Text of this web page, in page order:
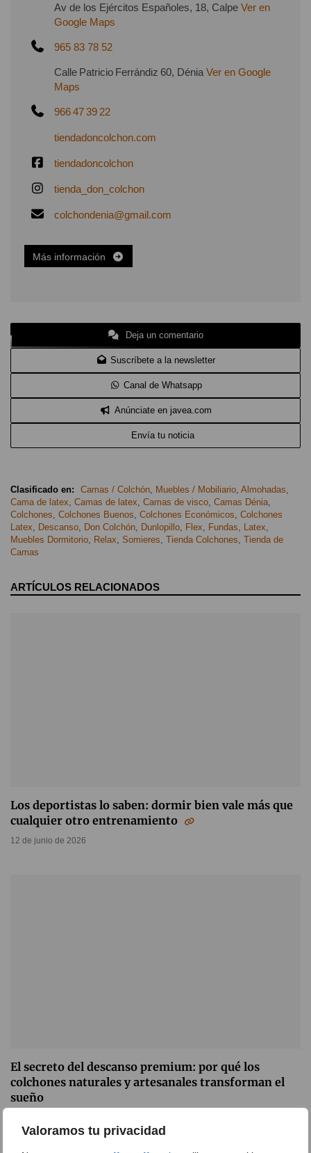
Valoramos tu privacidad
Av de los Ejércitos Españoles, 18, Calpe Ver en
Google Maps
965 83 78 52
Calle Patricio Ferrándiz 60, Dénia Ver en Google
Maps
966 47 39 22
tiendadoncolchon.com
tiendadoncolchon
tienda_don_colchon
colchondenia@gmail.com
Más información
Deja un comentario
Suscríbete a la newsletter
Canal de Whatsapp
Anúnciate en javea.com
Envía tu noticia
Clasificado en: Camas / Colchón Muebles / Mobiliario Almohadas
Cama de latex Camas de latex Camas de visco Camas Dénia
Colchones Colchones Buenos Colchones Económicos Colchones
Latex
Descanso Don Colchón Dunlopillo Flex Fundas Latex
Muebles Dormitorio
Relax Somieres Tienda Colchones Tienda de
Camas
ARTÍCULOS RELACIONADOS
Los deportistas lo saben: dormir bien vale más que
cualquier otro entrenamiento
12 de junio de 2026
El secreto del descanso premium: por qué los
colchones naturales y artesanales transforman el
sueño